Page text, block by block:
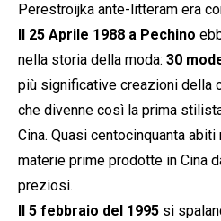
Perestroijka ante-litteram era
Il 25 Aprile 1988 a Pechino
nella storia della moda: 30
più significative creazioni della
che divenne così la prima
Cina. Quasi centocinquanta
materie prime prodotte in Cina
preziosi.
Il 5 febbraio del 1995 si